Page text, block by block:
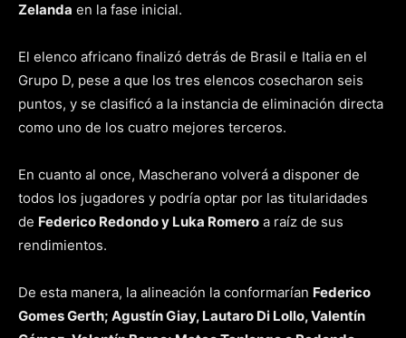
Zelanda en la fase inicial.
El elenco africano finalizó detrás de Brasil e Italia en el
Grupo D, pese a que los tres elencos cosecharon seis
puntos, y se clasificó a la instancia de eliminación directa
como uno de los cuatro mejores terceros.
En cuanto al once, Mascherano volverá a disponer de
todos los jugadores y podría optar por las titularidades
de Federico Redondo y Luka Romero a raíz de sus
rendimientos.
De esta manera, la alineación la conformarían Federico
Gomes Gerth; Agustín Giay, Lautaro Di Lollo, Valentín